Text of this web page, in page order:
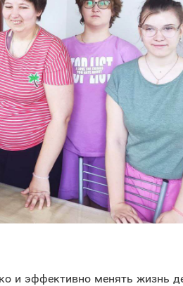
и эффективно менять жизнь